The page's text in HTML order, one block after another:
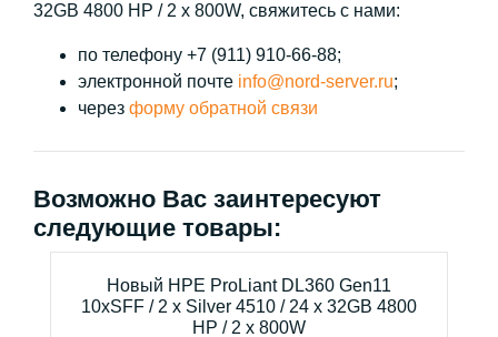
32GB 4800 HP / 2 x 800W, свяжитесь с нами:
по телефону +7 (911) 910-66-88;
электронной почте info@nord-server.ru;
через форму обратной связи
Возможно Вас заинтересуют
следующие товары:
Новый HPE ProLiant DL360 Gen11
10xSFF / 2 x Silver 4510 / 24 x 32GB 4800
HP / 2 x 800W